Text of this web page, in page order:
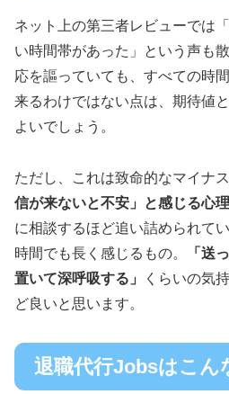
ネット上の第三者レビューでは
い時間帯があった」という声も
応を謳っていても、すべての時
来るわけではない点は、期待値
よいでしょう。
ただし、これは致命的なマイナ
信が来ないと不安」と感じる心
に相談するほど追い詰められて
時間でも長く感じるもの。
「送
置いて深呼吸する」
くらいの気
ど良いと思います。
退職代行Jobsはこん